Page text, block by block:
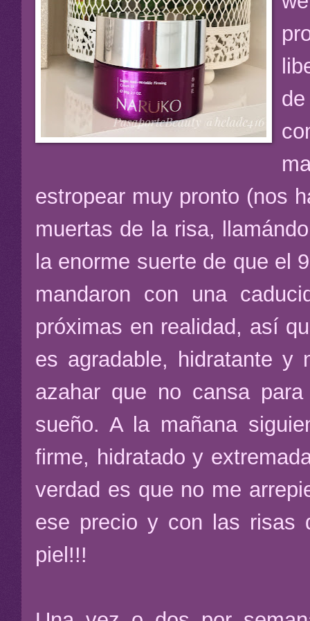
estropear muy pronto (nos
muertas de la risa,
la enorme suerte de que el
mandaron con una
próximas en realidad, así
es agradable, hidratante
azahar que no cansa
sueño. A la mañana
firme, hidratado y
verdad es que no me
ese precio y con las risas
piel!!!